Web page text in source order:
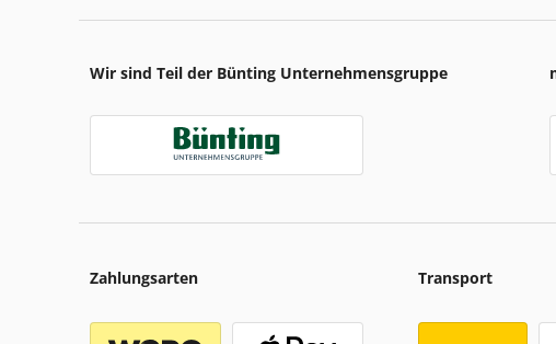
Wir sind Teil der Bünting Unternehmensgruppe
Zahlungsarten Transport